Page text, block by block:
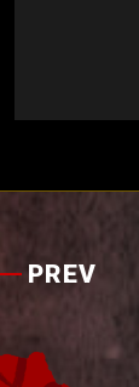
PREV